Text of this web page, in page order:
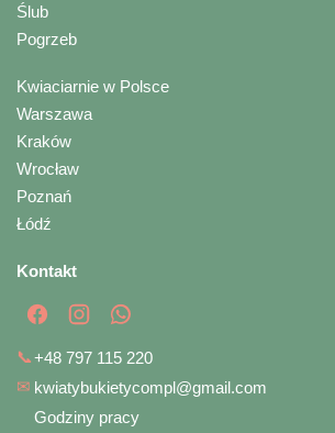
Ślub
Pogrzeb
Kwiaciarnie w Polsce
Warszawa
Kraków
Wrocław
Poznań
Łódź
Kontakt
📞+48 797 115 220
✉ kwiatybukietycompl@gmail.com
Godziny pracy